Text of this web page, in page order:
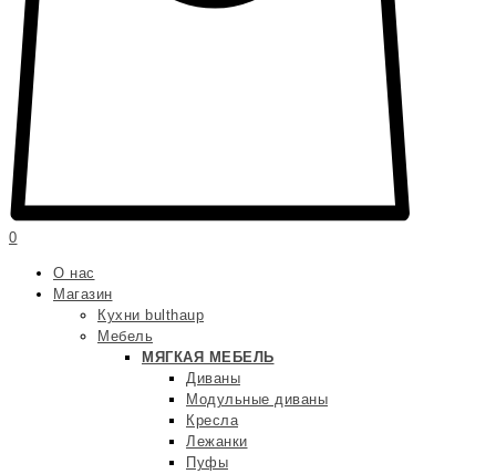
0
О нас
Магазин
Кухни bulthaup
Мебель
МЯГКАЯ МЕБЕЛЬ
Диваны
Модульные диваны
Кресла
Лежанки
Пуфы